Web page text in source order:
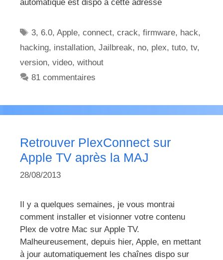
automatique est dispo à cette adresse
Étiquettes
3, 6.0,Apple,connect,crack,firmware, hack,
hacking, installation, Jailbreak, no, plex, tuto, tv,
version, video, without
81 commentaires
Retrouver PlexConnect sur
Apple TV après la MAJ
28/08/2013
Il y a quelques semaines, je vous montrai
comment installer et visionner votre contenu
Plex de votre Mac sur Apple TV.
Malheureusement, depuis hier, Apple, en mettant
à jour automatiquement les chaînes dispo sur